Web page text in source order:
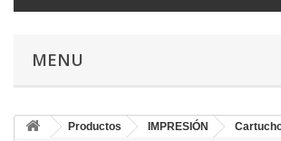
MENU
Productos IMPRESIÓN